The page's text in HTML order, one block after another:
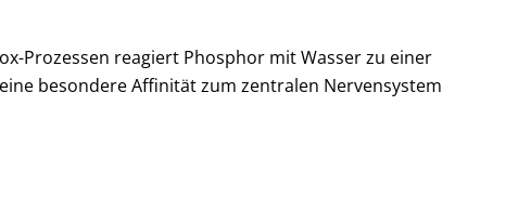
Prozessen reagiert Phosphor mit Wasser zu einer
besondere Affinität zum zentralen Nervensystem